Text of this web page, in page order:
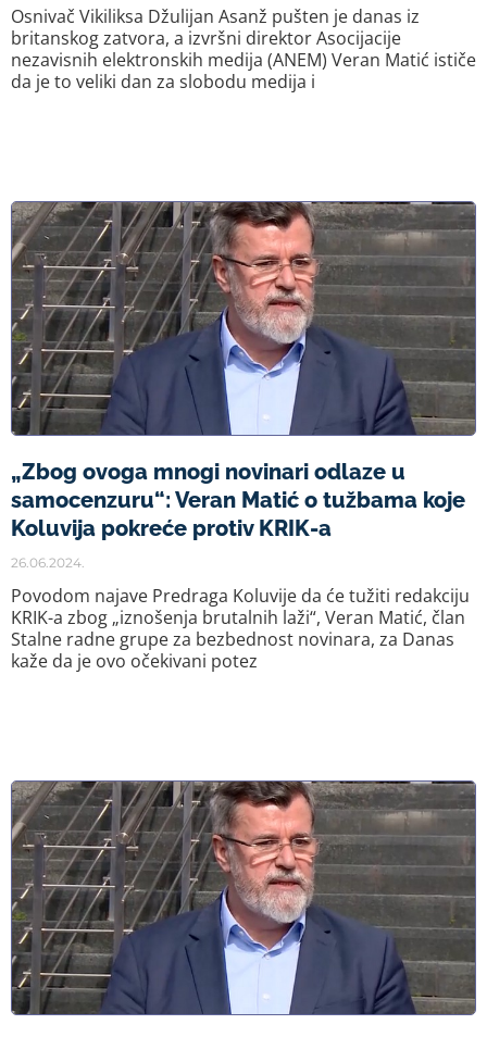
Osnivač Vikiliksa Džulijan Asanž pušten je danas iz
britanskog zatvora, a izvršni direktor Asocijacije
nezavisnih elektronskih medija (ANEM) Veran Matić ističe
da je to veliki dan za slobodu medija i
„Zbog ovoga mnogi novinari odlaze u
samocenzuru“: Veran Matić o tužbama koje
Koluvija pokreće protiv KRIK-a
26.06.2024.
Povodom najave Predraga Koluvije da će tužiti redakciju
KRIK-a zbog „iznošenja brutalnih laži“, Veran Matić, član
Stalne radne grupe za bezbednost novinara, za Danas
kaže da je ovo očekivani potez